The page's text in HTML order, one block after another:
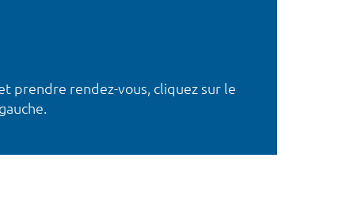
prendre rendez-vous, cliquez sur le